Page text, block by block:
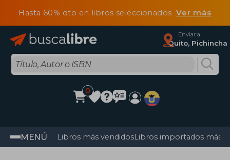
Hasta 60% dto en libros seleccionadosVer más
Enviar a
Quito, Pichincha
0
MENÚ Libros más vendidosLibros importados más